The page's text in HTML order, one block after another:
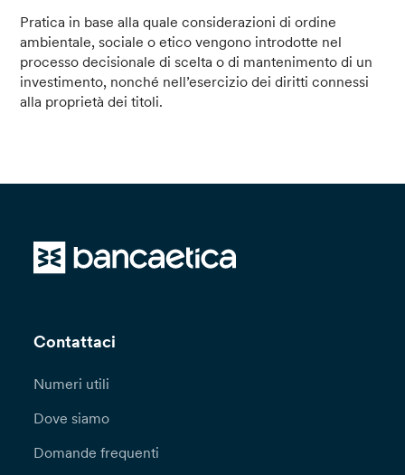
Pratica in base alla quale considerazioni di ordine
ambientale, sociale o etico vengono introdotte nel
processo decisionale di scelta o di mantenimento di un
investimento, nonché nell’esercizio dei diritti connessi
alla proprietà dei titoli.
Contattaci
Numeri utili
Dove siamo
Domande frequenti